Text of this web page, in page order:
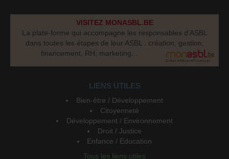
VISITEZ MONASBL.BE
La plate-forme qui accompagne les responsables d’ASBL
dans toutes les étapes de leur ASBL : création, gestion,
financement, RH, marketing...
LIENS UTILES
Bien-être / Développement
Citoyenneté
Développement / Environnement
Droit / Justice
Enfance / Education
Tous les liens utiles